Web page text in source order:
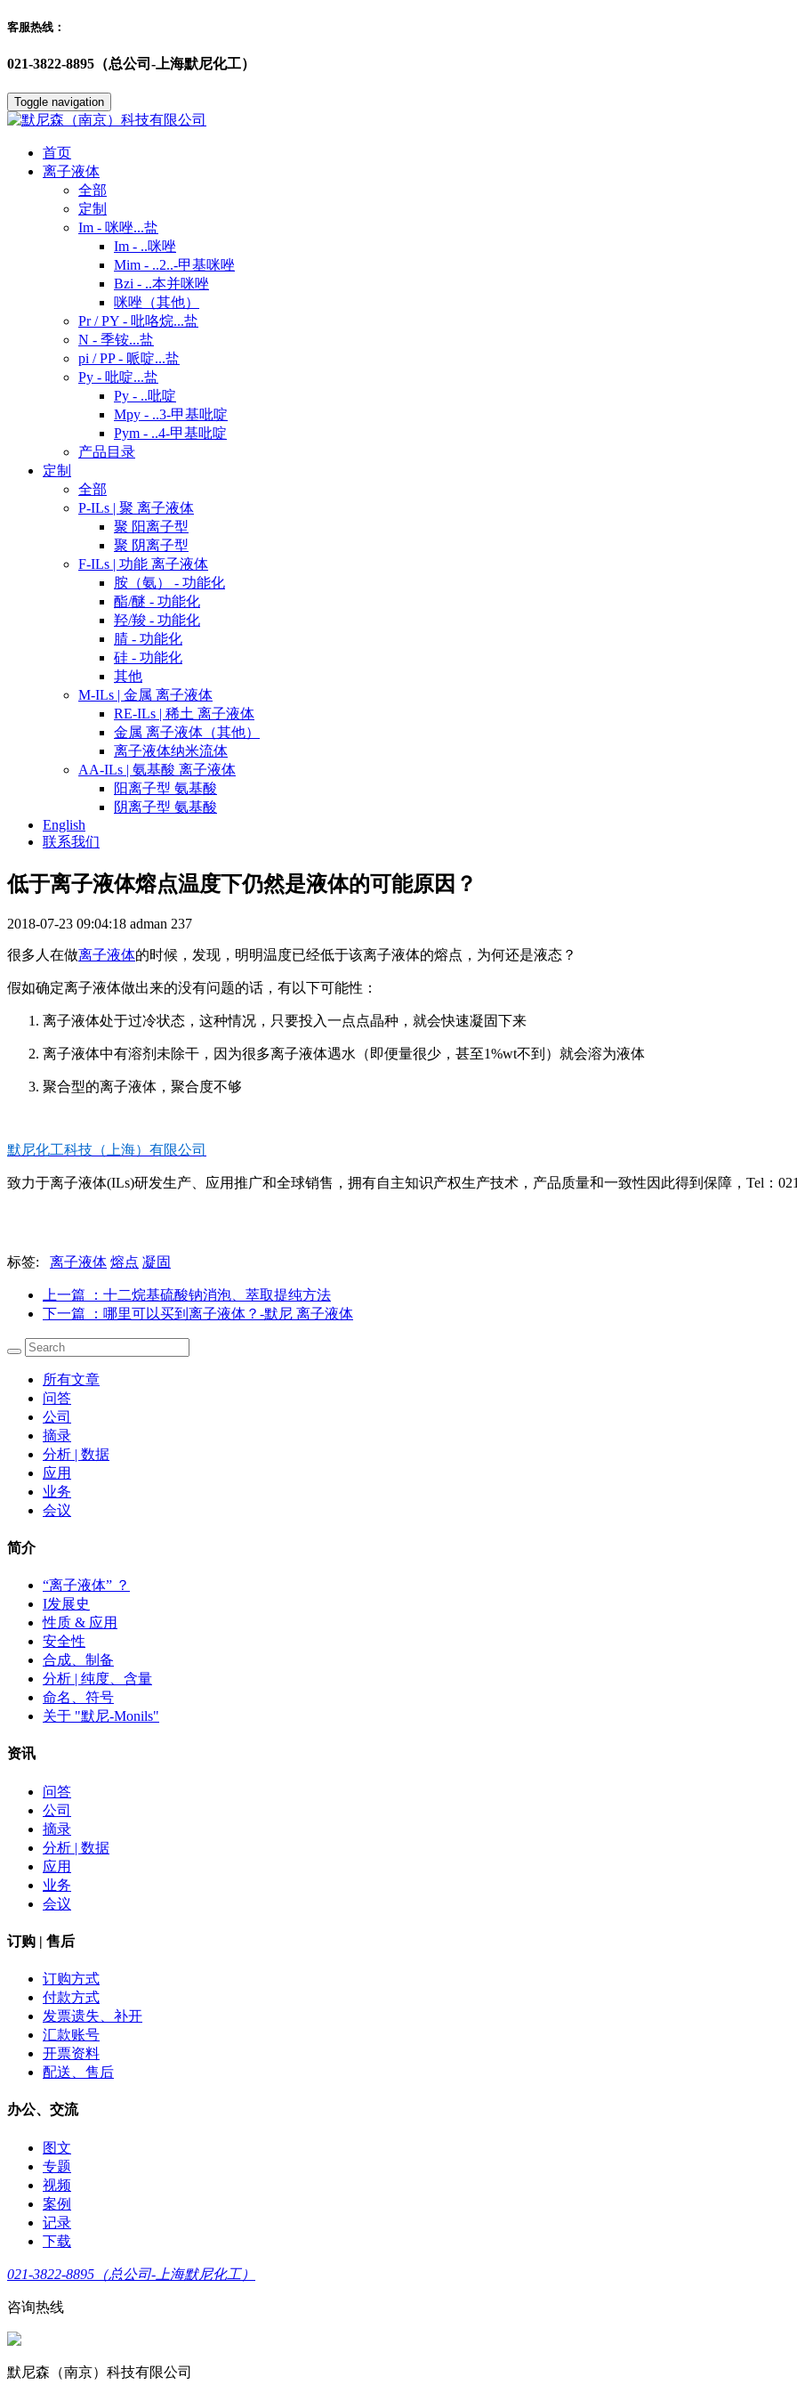
客服热线：
021-3822-8895（总公司-上海默尼化工）
Toggle navigation
首页
离子液体
全部
定制
Im - 咪唑...盐
Im - ..咪唑
Mim - ..2..-甲基咪唑
Bzi - ..本并咪唑
咪唑（其他）
Pr / PY - 吡咯烷...盐
N - 季铵...盐
pi / PP - 哌啶...盐
Py - 吡啶...盐
Py - ..吡啶
Mpy - ..3-甲基吡啶
Pym - ..4-甲基吡啶
产品目录
定制
全部
P-ILs | 聚 离子液体
聚 阳离子型
聚 阴离子型
F-ILs | 功能 离子液体
胺（氨） - 功能化
酯/醚 - 功能化
羟/羧 - 功能化
腈 - 功能化
硅 - 功能化
其他
M-ILs | 金属 离子液体
RE-ILs | 稀土 离子液体
金属 离子液体（其他）
离子液体纳米流体
AA-ILs | 氨基酸 离子液体
阳离子型 氨基酸
阴离子型 氨基酸
English
联系我们
低于离子液体熔点温度下仍然是液体的可能原因？
2018-07-23 09:04:18 adman 237
很多人在做离子液体的时候，发现，明明温度已经低于该离子液体的熔点，为何还是液态？
假如确定离子液体做出来的没有问题的话，有以下可能性：
离子液体处于过冷状态，这种情况，只要投入一点点晶种，就会快速凝固下来
离子液体中有溶剂未除干，因为很多离子液体遇水（即便量很少，甚至1%wt不到）就会溶为液体
聚合型的离子液体，聚合度不够
默尼化工科技（上海）有限公司
致力于离子液体(ILs)研发生产、应用推广和全球销售，拥有自主知识产权生产技术，产品质量和一致性因此得到保障，Tel：
标签: 离子液体 熔点 凝固
上一篇
：十二烷基硫酸钠消泡、萃取提纯方法
下一篇
：哪里可以买到离子液体？-默尼 离子液体
所有文章
问答
公司
摘录
分析 | 数据
应用
业务
会议
简介
“离子液体” ？
I发展史
性质 & 应用
安全性
合成、制备
分析 | 纯度、含量
命名、符号
关于 "默尼-Monils"
资讯
问答
公司
摘录
分析 | 数据
应用
业务
会议
订购 | 售后
订购方式
付款方式
发票遗失、补开
汇款账号
开票资料
配送、售后
办公、交流
图文
专题
视频
案例
记录
下载
021-3822-8895（总公司-上海默尼化工）
咨询热线
默尼森（南京）科技有限公司